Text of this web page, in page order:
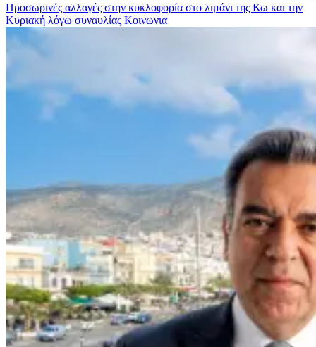
Προσωρινές αλλαγές στην κυκλοφορία στο λιμάνι της Κω και την
Κυριακή λόγω συναυλίας Κοινωνια